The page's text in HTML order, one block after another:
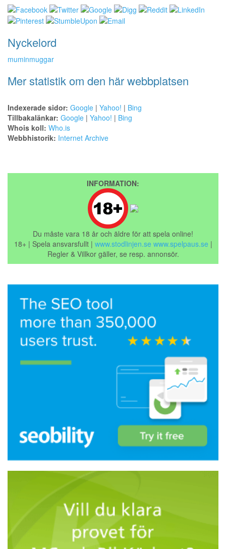
Nyckelord
muminmuggar
Mer statistik om den här webbplatsen
Indexerade sidor: Google | Yahoo! | Bing
Tillbakalänkar: Google | Yahoo! | Bing
Whois koll: Who.is
Webbhistorik: Internet Archive
INFORMATION:
Du måste vara 18 år och äldre för att spela online!
18+ | Spela ansvarsfullt | www.stodlinjen.se www.spelpaus.se |
Regler & Villkor gäller, se resp. annonsör.